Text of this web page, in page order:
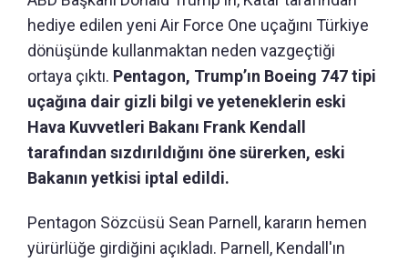
hediye edilen yeni Air Force One uçağını Türkiye
dönüşünde kullanmaktan neden vazgeçtiği
ortaya çıktı. Pentagon, Trump’ın Boeing 747 tipi
uçağına dair gizli bilgi ve yeteneklerin eski
Hava Kuvvetleri Bakanı Frank Kendall
tarafından sızdırıldığını öne sürerken, eski
Bakanın yetkisi iptal edildi.
Pentagon Sözcüsü Sean Parnell, kararın hemen
yürürlüğe girdiğini açıkladı. Parnell, Kendall'ın